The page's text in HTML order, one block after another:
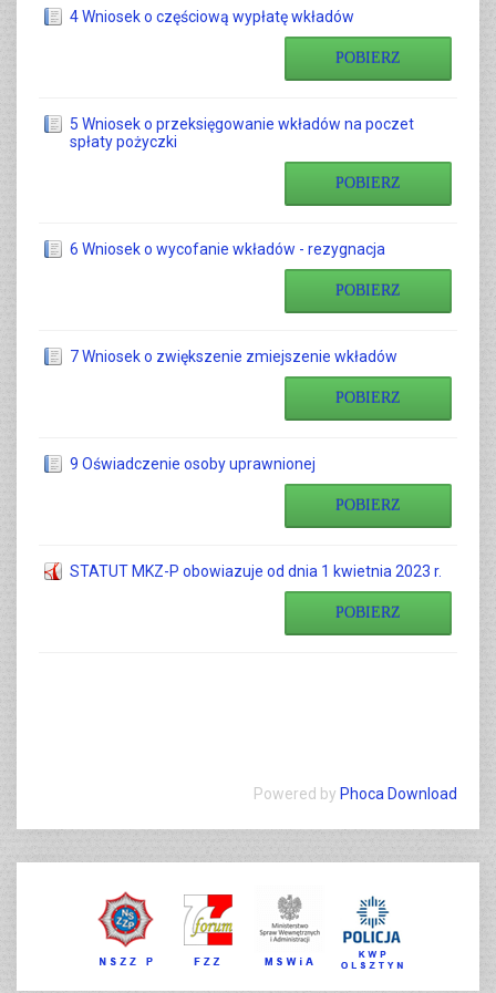
4 Wniosek o częściową wypłatę wkładów
POBIERZ
5 Wniosek o przeksięgowanie wkładów na poczet
spłaty pożyczki
POBIERZ
6 Wniosek o wycofanie wkładów - rezygnacja
POBIERZ
7 Wniosek o zwiększenie zmiejszenie wkładów
POBIERZ
9 Oświadczenie osoby uprawnionej
POBIERZ
STATUT MKZ-P obowiazuje od dnia 1 kwietnia 2023 r.
POBIERZ
Powered by Phoca Download